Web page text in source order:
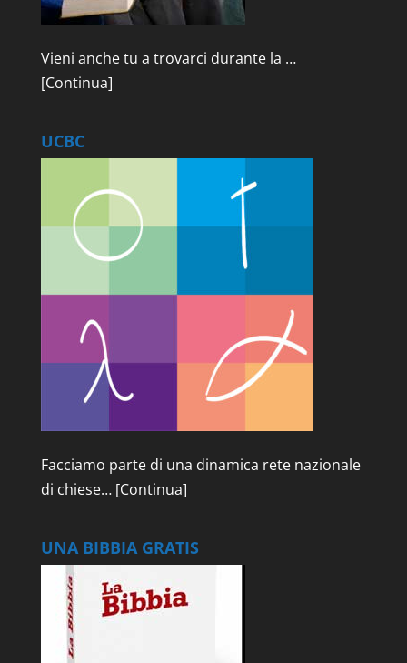
Vieni anche tu a trovarci durante la …
[Continua]
UCBC
Facciamo parte di una dinamica rete nazionale
di chiese… [Continua]
UNA BIBBIA GRATIS